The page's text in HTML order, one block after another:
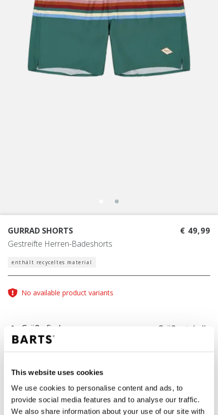
This website uses cookies
We use cookies to personalise content and ads, to
provide social media features and to analyse our traffic.
We also share information about your use of our site with
GURRAD SHORTS
Gestreifte Herren-Badeshorts
€ 49,99
enthält recyceltes material
No available product variants
Größe finden Größentabelle
IN DEN WARENKORB